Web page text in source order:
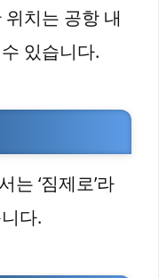
치는 공항 내
있습니다.
는 ‘짐제로’라
다.